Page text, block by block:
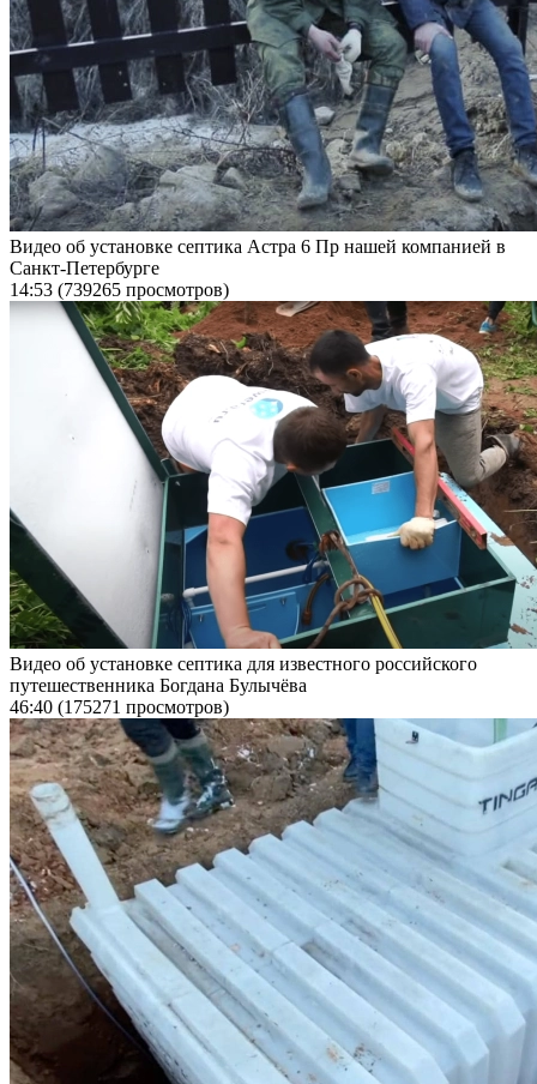
Видео об установке септика Астра 6 Пр нашей компанией в
Санкт-Петербурге
14:53 (739265 просмотров)
Видео об установке септика для известного российского
путешественника Богдана Булычёва
46:40 (175271 просмотров)